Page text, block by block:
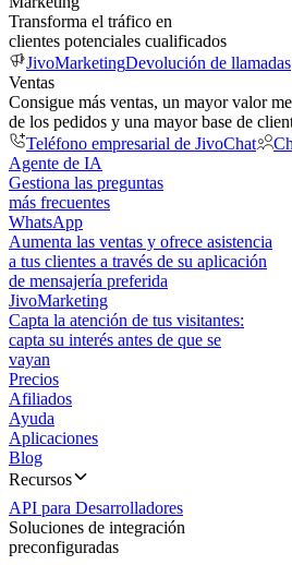
Transforma el tráfico en
clientes potenciales cualificados
JivoMarketingDevolución de llamadas
Ventas
Consigue más ventas, un mayor valor
de los pedidos y una mayor base de
Teléfono empresarial de JivoChat
Agente de IA
Gestiona las preguntas
más frecuentes
WhatsApp
Aumenta las ventas y ofrece asistencia
a tus clientes a través de su aplicación
de mensajería preferida
JivoMarketing
Capta la atención de tus visitantes:
capta su interés antes de que se
vayan
Precios
Afiliados
Ayuda
Aplicaciones
Blog
Recursos
API para Desarrolladores
Soluciones de integración
preconfiguradas